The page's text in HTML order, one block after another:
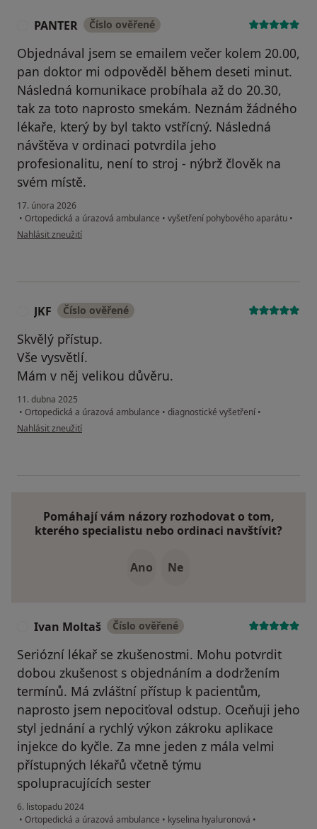
PANTER Číslo ověřené
Objednával jsem se emailem večer kolem 20.00,
pan doktor mi odpověděl během deseti minut.
Následná komunikace probíhala až do 20.30,
tak za toto naprosto smekám. Neznám žádného
lékaře, který by byl takto vstřícný. Následná
návštěva v ordinaci potvrdila jeho
profesionalitu, není to stroj - nýbrž člověk na
svém místě.
17. února 2026
• Ortopedická a úrazová ambulance • vyšetření pohybového aparátu •
podle názoru uživatele PANTER
Nahlásit zneužití
JKF Číslo ověřené
Skvělý přístup.
Vše vysvětlí.
Mám v něj velikou důvěru.
11. dubna 2025
• Ortopedická a úrazová ambulance • diagnostické vyšetření •
podle názoru uživatele JKF
Nahlásit zneužití
Pomáhají vám názory rozhodovat o tom,
kterého specialistu nebo ordinaci navštívit?
Ano Ne
Ivan Moltaš Číslo ověřené
Seriózní lékař se zkušenostmi. Mohu potvrdit
dobou zkušenost s objednáním a dodržením
termínů. Má zvláštní přístup k pacientům,
naprosto jsem nepociťoval odstup. Oceňuji jeho
styl jednání a rychlý výkon zákroku aplikace
injekce do kyčle. Za mne jeden z mála velmi
přístupných lékařů včetně týmu
spolupracujících sester
6. listopadu 2024
• Ortopedická a úrazová ambulance • kyselina hyaluronová •